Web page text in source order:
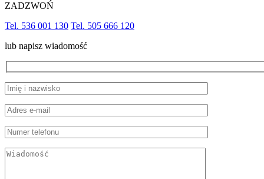
ZADZWOŃ
Tel. 536 001 130 Tel. 505 666 120
lub napisz wiadomość